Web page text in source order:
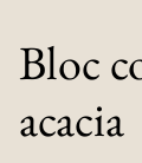
Bloc
acacia